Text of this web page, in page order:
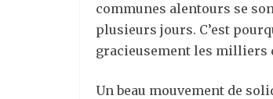
communes alentours se
plusieurs jours. C’est
gracieusement les milliers
Un beau mouvement de